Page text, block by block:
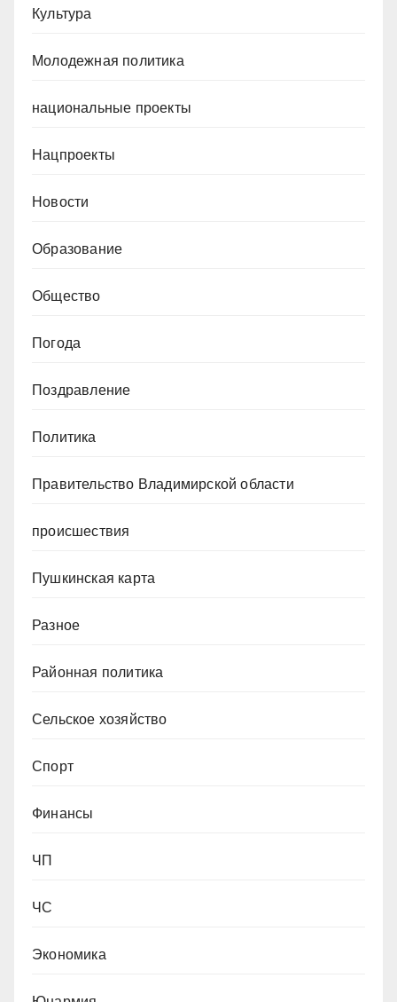
Культура
Молодежная политика
национальные проекты
Нацпроекты
Новости
Образование
Общество
Погода
Поздравление
Политика
Правительство Владимирской области
происшествия
Пушкинская карта
Разное
Районная политика
Сельское хозяйство
Спорт
Финансы
ЧП
ЧС
Экономика